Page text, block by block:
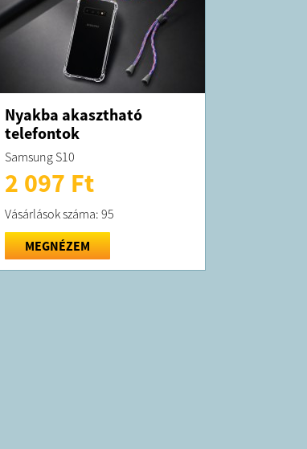
Nyakba akasztható
telefontok
Samsung S10
2 097 Ft
Vásárlások száma: 95
MEGNÉZEM